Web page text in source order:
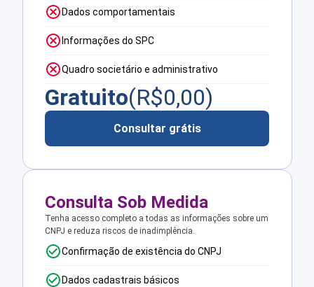
Dados comportamentais
Informações do SPC
Quadro societário e administrativo
Gratuito(R$0,00)
Consultar grátis
Consulta Sob Medida
Tenha acesso completo a todas as informações sobre um
CNPJ e reduza riscos de inadimplência.
Confirmação de existência do CNPJ
Dados cadastrais básicos